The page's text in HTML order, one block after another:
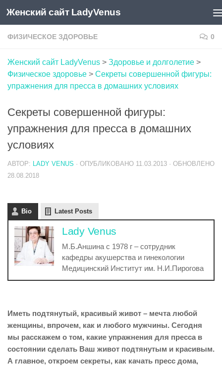
Skip to content
Женский сайт LadyVenus
ФИЗИЧЕСКОЕ ЗДОРОВЬЕ 0
Женский сайт LadyVenus > Здоровье и долголетие >
Физическое здоровье > Секреты совершенной фигуры:
упражнения для пресса в домашних условиях
Секреты совершенной фигуры:
упражнения для пресса в домашних
условиях
АВТОР: LADY VENUS · ОПУБЛИКОВАНО 11.03.2013 · ОБНОВЛЕНО
28.08.2018
Bio Latest Posts
Lady Venus
М.Б.Аншина с 1978 г – сотрудник
кафедры акушерства и гинекологии
Медицинский Институт им. Н.И.Пирогова
Иметь подтянутый, красивый живот – мечта любой
женщины, впрочем, как и любого мужчины. Сегодня
мы расскажем о том, какие упражнения для пресса в
состоянии сделать Ваш живот подтянутым и красивым.
А главное, откроем секреты, как качать пресс дома,